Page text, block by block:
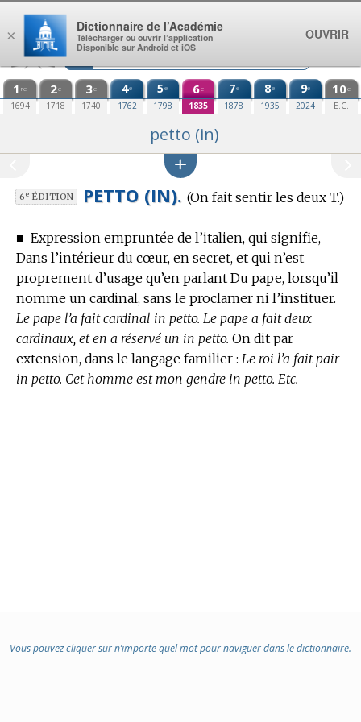
Aller au contenu
1 re
1694
2e
1718
3e
1740
4e
1762
5e
1798
6e
1835
7e
1878
8e
1935
9e
2024
10e
E.C.
petto (in)
6eÉDITION PETTO (IN). (On fait sentir les deux T.)
■ Expression empruntée de l’italien, qui signifie,
Dans l’intérieur du cœur, en secret, et qui n’est
proprement d’usage qu’en parlant Du pape, lorsqu’il
nomme un cardinal, sans le proclamer ni l’instituer.
Le pape l’a fait cardinal in petto. Le pape a fait deux
cardinaux, et en a réservé un in petto. On dit par
extension, dans le langage familier : Le roi l’a fait pair
in petto. Cet homme est mon gendre in petto. Etc.
Vous pouvez cliquer sur n’importe quel mot pour naviguer dans le dictionnaire.
×
Dictionnaire de l’Académie
Télécharger ou ouvrir l’application
Disponible sur Android et iOS
OUVRIR